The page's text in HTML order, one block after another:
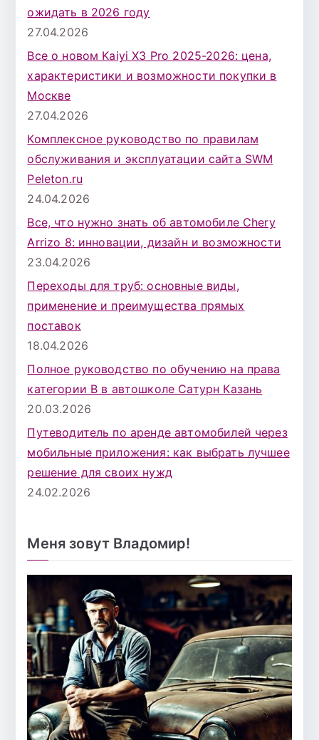
ожидать в 2026 году
27.04.2026
Все о новом Kaiyi X3 Pro 2025-2026: цена,
характеристики и возможности покупки в
Москве
27.04.2026
Комплексное руководство по правилам
обслуживания и эксплуатации сайта SWM
Peleton.ru
24.04.2026
Все, что нужно знать об автомобиле Chery
Arrizo 8: инновации, дизайн и возможности
23.04.2026
Переходы для труб: основные виды,
применение и преимущества прямых
поставок
18.04.2026
Полное руководство по обучению на права
категории B в автошколе Сатурн Казань
20.03.2026
Путеводитель по аренде автомобилей через
мобильные приложения: как выбрать лучшее
решение для своих нужд
24.02.2026
Меня зовут Владомир!